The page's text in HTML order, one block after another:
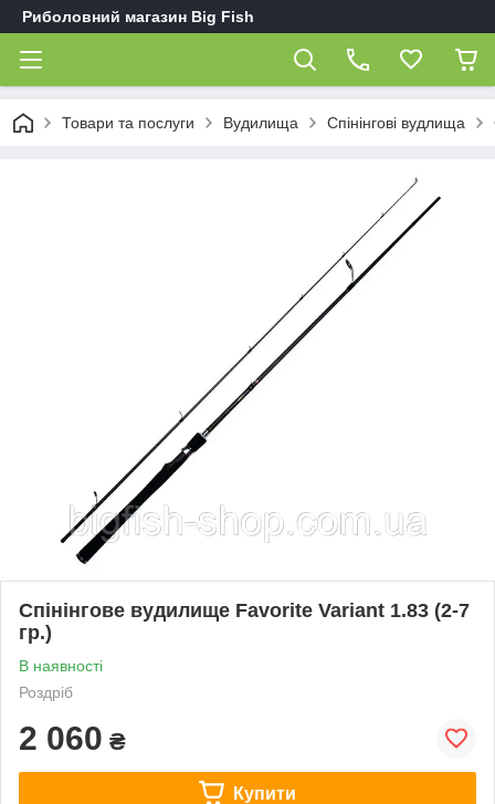
Риболовний магазин Big Fish
Товари та послуги Вудилища Спінінгові вудлища
Спінінгове вудилище Favorite Variant 1.83 (2-7
гр.)
В наявності
Роздріб
2 060 ₴
Купити